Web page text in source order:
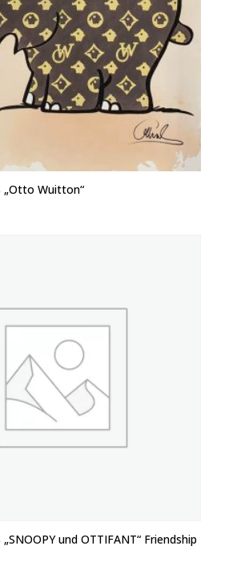
„Otto Wuitton“
und OTTIFANT“ Friendship